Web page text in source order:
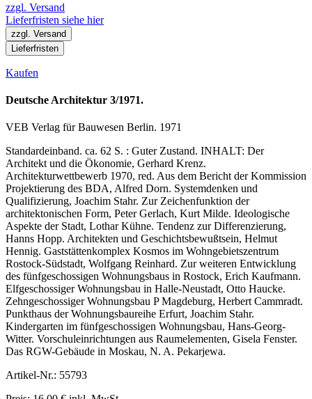
zzgl. Versand
Lieferfristen siehe hier
zzgl. Versand
Lieferfristen
Kaufen
Deutsche Architektur 3/1971.
VEB Verlag für Bauwesen Berlin. 1971
Standardeinband. ca. 62 S. : Guter Zustand. INHALT: Der
Architekt und die Ökonomie, Gerhard Krenz.
Architekturwettbewerb 1970, red. Aus dem Bericht der Kommission
Projektierung des BDA, Alfred Dorn. Systemdenken und
Qualifizierung, Joachim Stahr. Zur Zeichenfunktion der
architektonischen Form, Peter Gerlach, Kurt Milde. Ideologische
Aspekte der Stadt, Lothar Kühne. Tendenz zur Differenzierung,
Hanns Hopp. Architekten und Geschichtsbewußtsein, Helmut
Hennig. Gaststättenkomplex Kosmos im Wohngebietszentrum
Rostock-Südstadt, Wolfgang Reinhard. Zur weiteren Entwicklung
des fünfgeschossigen Wohnungsbaus in Rostock, Erich Kaufmann.
Elfgeschossiger Wohnungsbau in Halle-Neustadt, Otto Haucke.
Zehngeschossiger Wohnungsbau P Magdeburg, Herbert Cammradt.
Punkthaus der Wohnungsbaureihe Erfurt, Joachim Stahr.
Kindergarten im fünfgeschossigen Wohnungsbau, Hans-Georg-
Witter. Vorschuleinrichtungen aus Raumelementen, Gisela Fenster.
Das RGW-Gebäude in Moskau, N. A. Pekarjewa.
Artikel-Nr.: 55793